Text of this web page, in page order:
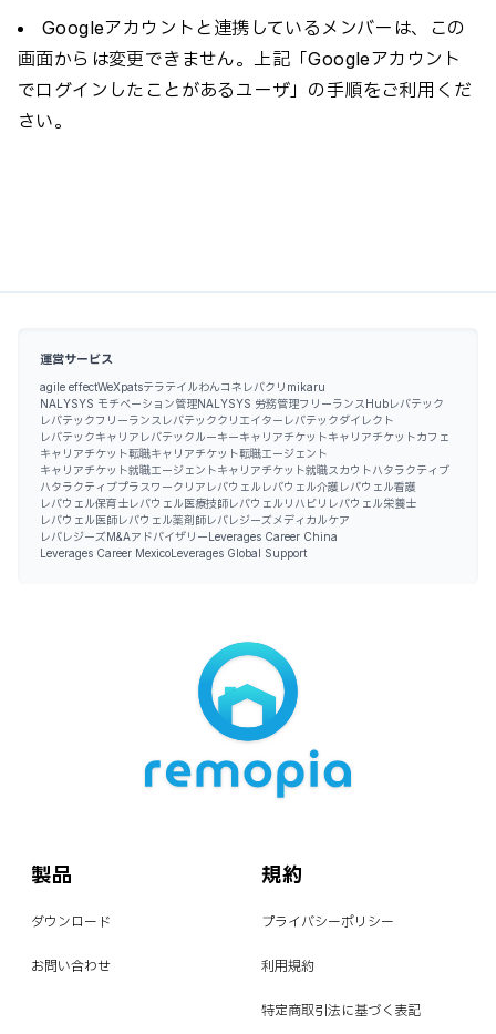
Googleアカウントと連携しているメンバーは、この
画面からは変更できません。上記「Googleアカウント
でログインしたことがあるユーザ」の手順をご利用くだ
さい。
運営サービス
agile effectWeXpatsテラテイルわんコネ レバクリ mikaru
NALYSYS モチベーション管理NALYSYS 労務管理フリーランスHubレバテック
レバテックフリーランス レバテッククリエイター レバテックダイレクト
レバテックキャリア レバテックルーキーキャリアチケットキャリアチケットカフェ
キャリアチケット転職キャリアチケット転職エージェント
キャリアチケット就職エージェントキャリアチケット就職スカウトハタラクティブ
ハタラクティブプラス ワークリア レバウェル レバウェル介護 レバウェル看護
レバウェル保育士レバウェル医療技師レバウェルリハビリ レバウェル栄養士
レバウェル医師レバウェル薬剤師レバレジーズメディカルケア
レバレジーズM&AアドバイザリーLeverages Career China
Leverages Career MexicoLeverages Global Support
製品
ダウンロード
お問い合わせ
規約
プライバシーポリシー
利用規約
特定商取引法に基づく表記